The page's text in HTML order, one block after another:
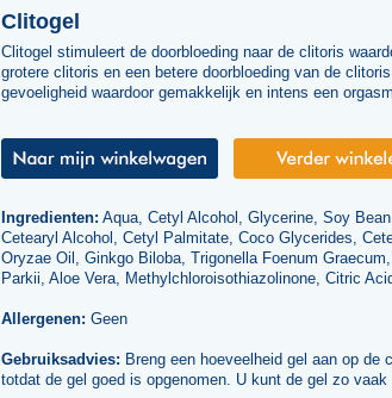
Clitogel
Clitogel stimuleert de doorbloeding naar de clitoris
grotere clitoris en een betere doorbloeding van de
gevoeligheid waardoor gemakkelijk en intens een
Ingredienten: Aqua, Cetyl Alcohol, Glycerine, Soy
Cetearyl Alcohol, Cetyl Palmitate, Coco Glycerides,
Oryzae Oil, Ginkgo Biloba, Trigonella Foenum
Parkii, Aloe Vera, Methylchloroisothiazolinone, Citric
Allergenen: Geen
Gebruiksadvies: Breng een hoeveelheid gel aan op de
totdat de gel goed is opgenomen. U kunt de gel zo vaak